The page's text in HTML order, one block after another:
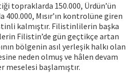
topraklarda 150.000, Ürdün’ün
400.000, Mısır’ın kontrolüne giren
kalmıştır. Filistinlilerin başka
Filistin’de gün geçtikçe artan
bölgenin asıl yerleşik halkı olan
neden olmuş ve hâlen devam
başlamıştır.